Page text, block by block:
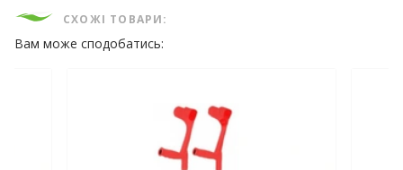
СХОЖІ ТОВАРИ:
Вам може сподобатись: